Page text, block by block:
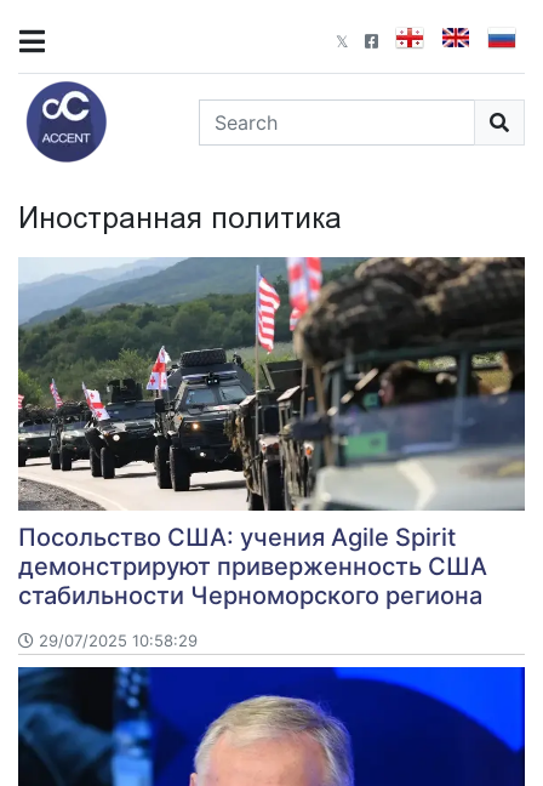
Иностранная политика
Посольство США: учения Agile Spirit
демонстрируют приверженность США
стабильности Черноморского региона
29/07/2025 10:58:29